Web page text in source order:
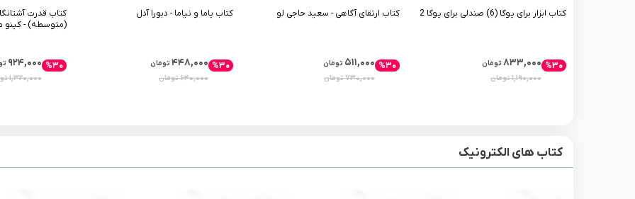
کتاب ابزار برای یوگا (6) صندلی برای یوگا 2
۸۳۳,۰۰۰ تومان
۱,۱۹۰,۰۰۰تومان
%۳۰
کتاب ارتقای آگاهی - سعید حاجی لو
۵۱۱,۰۰۰ تومان
۷۳۰,۰۰۰تومان
%۳۰
کتاب یاما و نیاما - دبورا آدل
۴۴۸,۰۰۰ تومان
۶۴۰,۰۰۰تومان
%۳۰
(متوسطه) - کینو
۹۲۴,۰۰۰
۱,۳۲۰,۰۰۰
%۳۰
کتاب های الکترونیک